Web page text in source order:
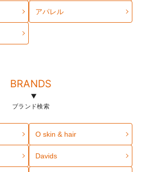
アパレル
BRANDS
ブランド検索
O skin & hair
Davids